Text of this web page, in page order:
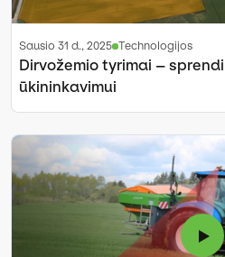
sausio 31 d., 2025 Technologijos
Dirvožemio tyrimai –
ūkininkavimui